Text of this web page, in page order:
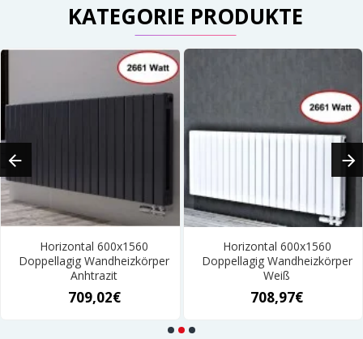
KATEGORIE PRODUKTE
Horizontal 600x1560
Doppellagig Wandheizkörper
Anhtrazit
709,02€
Horizontal 600x1560
Doppellagig Wandheizkörper
Weiß
708,97€